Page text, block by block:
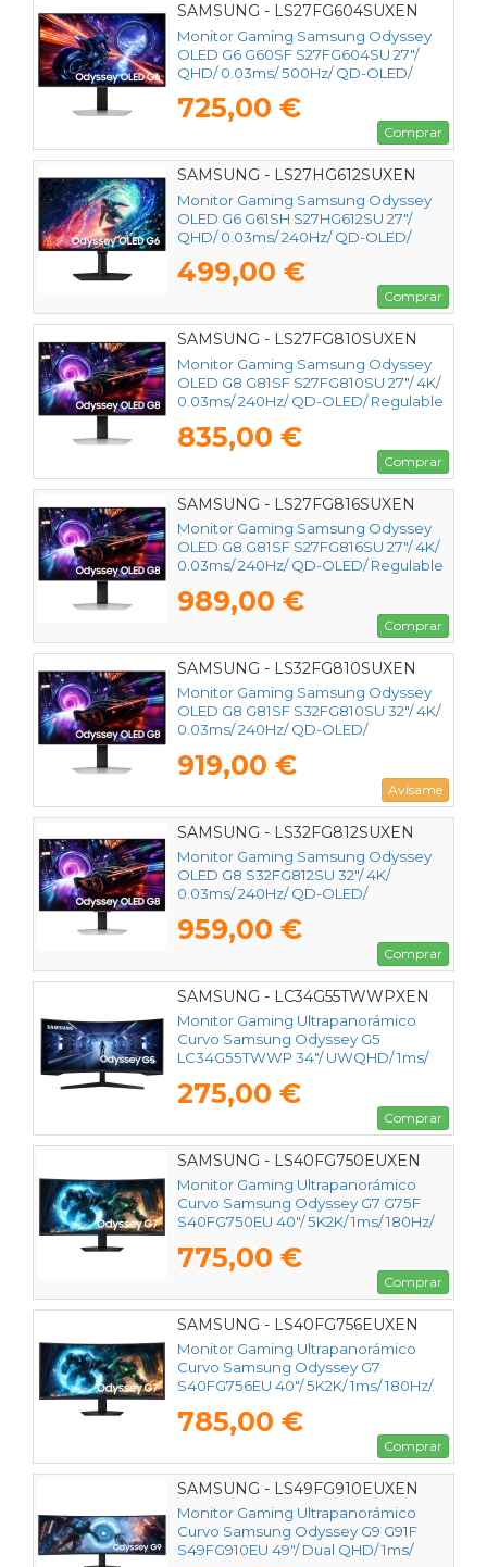
SAMSUNG - LS27FG604SUXEN
Monitor Gaming Samsung Odyssey
OLED G6 G60SF S27FG604SU 27"/
QHD/ 0.03ms/ 500Hz/ QD-OLED/
725,00 €
Comprar
SAMSUNG - LS27HG612SUXEN
Monitor Gaming Samsung Odyssey
OLED G6 G61SH S27HG612SU 27"/
QHD/ 0.03ms/ 240Hz/ QD-OLED/
499,00 €
Comprar
SAMSUNG - LS27FG810SUXEN
Monitor Gaming Samsung Odyssey
OLED G8 G81SF S27FG810SU 27"/ 4K/
0.03ms/ 240Hz/ QD-OLED/ Regulable
835,00 €
Comprar
SAMSUNG - LS27FG816SUXEN
Monitor Gaming Samsung Odyssey
OLED G8 G81SF S27FG816SU 27"/ 4K/
0.03ms/ 240Hz/ QD-OLED/ Regulable
989,00 €
Comprar
SAMSUNG - LS32FG810SUXEN
Monitor Gaming Samsung Odyssey
OLED G8 G81SF S32FG810SU 32"/ 4K/
0.03ms/ 240Hz/ QD-OLED/
919,00 €
Avísame
SAMSUNG - LS32FG812SUXEN
Monitor Gaming Samsung Odyssey
OLED G8 S32FG812SU 32"/ 4K/
0.03ms/ 240Hz/ QD-OLED/
959,00 €
Comprar
SAMSUNG - LC34G55TWWPXEN
Monitor Gaming Ultrapanorámico
Curvo Samsung Odyssey G5
LC34G55TWWP 34"/ UWQHD/ 1ms/
275,00 €
Comprar
SAMSUNG - LS40FG750EUXEN
Monitor Gaming Ultrapanorámico
Curvo Samsung Odyssey G7 G75F
S40FG750EU 40"/ 5K2K/ 1ms/ 180Hz/
775,00 €
Comprar
SAMSUNG - LS40FG756EUXEN
Monitor Gaming Ultrapanorámico
Curvo Samsung Odyssey G7
S40FG756EU 40"/ 5K2K/ 1ms/ 180Hz/
785,00 €
Comprar
SAMSUNG - LS49FG910EUXEN
Monitor Gaming Ultrapanorámico
Curvo Samsung Odyssey G9 G91F
S49FG910EU 49"/ Dual QHD/ 1ms/